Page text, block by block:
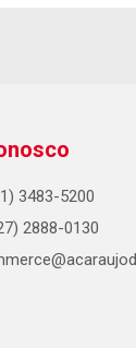
3483-5200
2888-0130